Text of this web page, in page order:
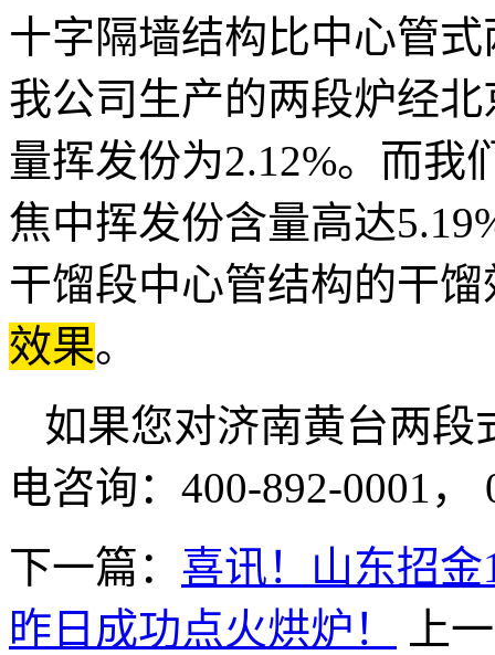
十字隔墙结构比中心管式
我公司生产的两段炉经
量挥发份为2.12%。而我
焦中挥发份含量高达
干馏段中心管结构的干
效果。
如果您对济南黄台两段
电咨询：400-892-0001，
下一篇： 喜讯！山东招
昨日成功点火烘炉！
上